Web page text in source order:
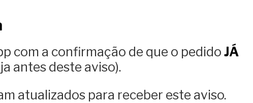
com a confirmação de que o pedido JÁ
antes deste aviso).
atualizados para receber este aviso.